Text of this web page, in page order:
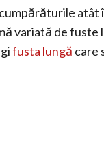
atât
variată de
fusta lungă care